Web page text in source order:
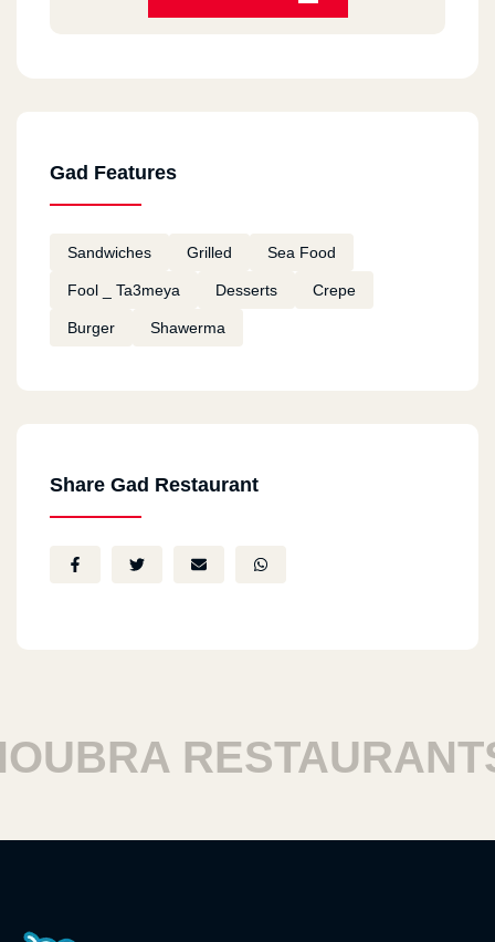
خدمة توصيل سيئة للغاية
كل شئ ممتاز
NEFSI TRODO AWI
NEFSI TRODO AWI
Gad Features
Sandwiches Grilled Sea Food
Fool _ Ta3meya Desserts Crepe
Burger Shawerma
Share Gad Restaurant
RESTAURANTS